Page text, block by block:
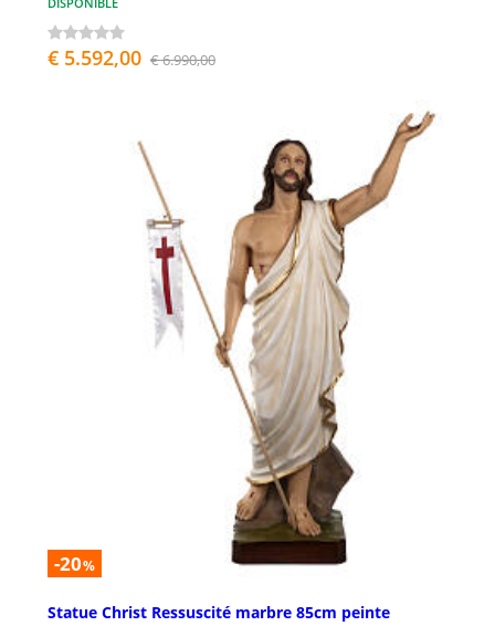
€ 5.592,00 € 6.990,00
-20%
Statue Christ Ressuscité marbre 85cm peinte